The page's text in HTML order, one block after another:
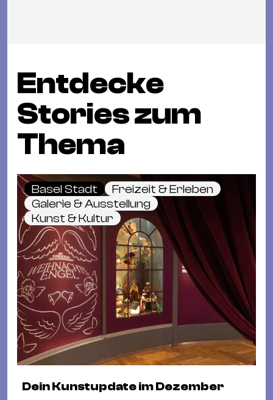
Entdecke
Stories zum
Thema
Basel Stadt
Freizeit & Erleben
Galerie & Ausstellung
Kunst & Kultur
Dein Kunstupdate im Dezember